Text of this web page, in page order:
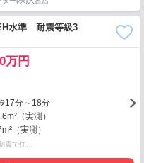
水準 耐震等級3
万円
17分～18分
（実測）
（実測）
震で住…